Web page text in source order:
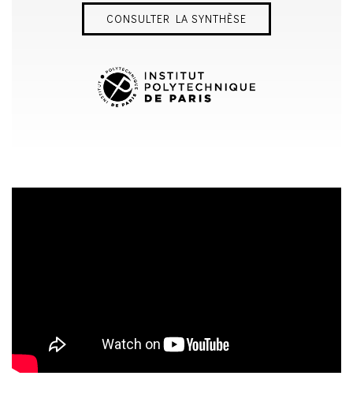
CONSULTER LA SYNTHÈSE